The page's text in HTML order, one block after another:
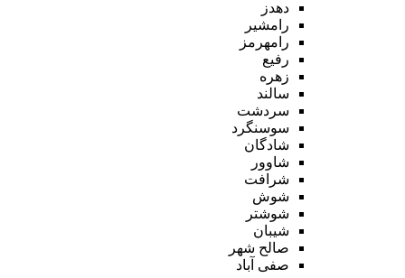
دهدز
رامشیر
رامهرمز
رفیع
زهره
سالند
سردشت
سوسنگرد
شادگان
شاوور
شرافت
شوش
شوشتر
شیبان
صالح شهر
صفی آباد